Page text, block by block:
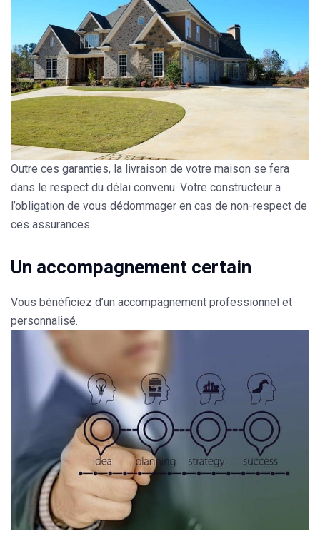
Outre ces garanties, la livraison de votre maison se fera
dans le respect du délai convenu. Votre constructeur a
l’obligation de vous dédommager en cas de non-respect de
ces assurances.
Un accompagnement certain
Vous bénéficiez d’un accompagnement professionnel et
personnalisé.